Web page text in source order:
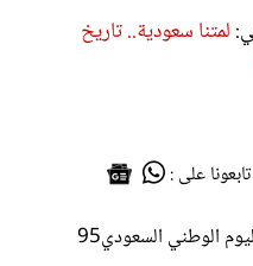
لمتنا سعودية.. تاريخ
تابعونا على :
الوطني السعودي95